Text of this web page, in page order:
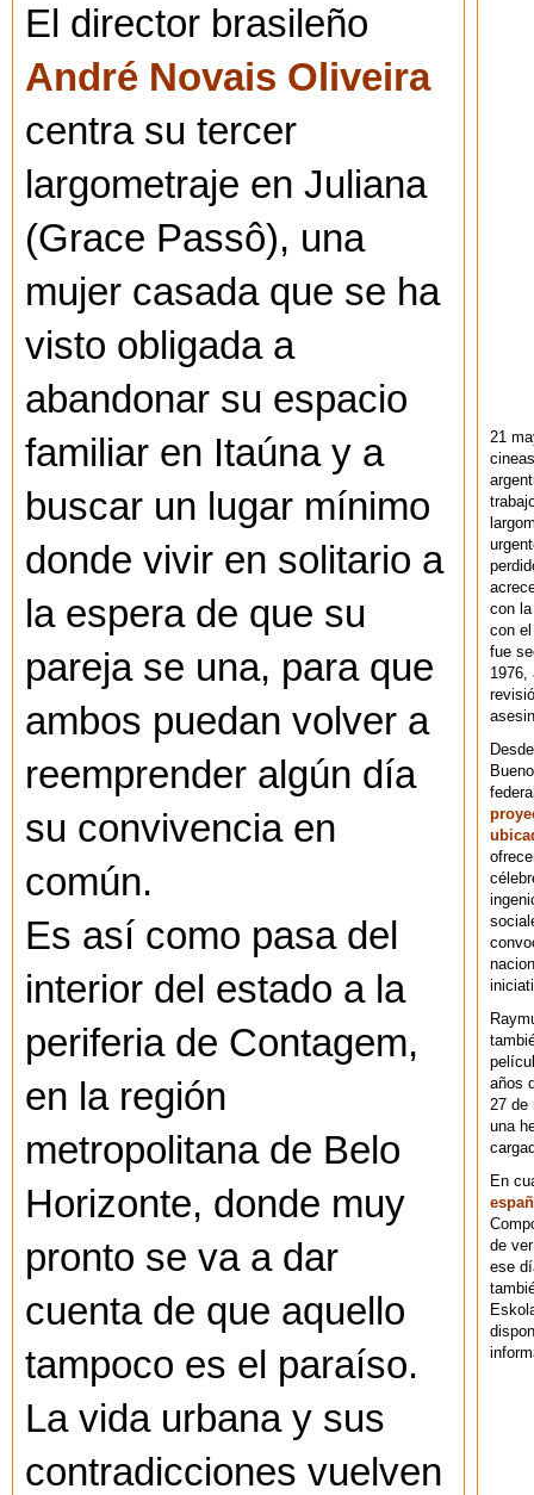
El director brasileño
André Novais Oliveira
centra su tercer
largometraje en Juliana
(Grace Passô), una
mujer casada que se ha
visto obligada a
abandonar su espacio
familiar en Itaúna y a
buscar un lugar mínimo
donde vivir en solitario a
la espera de que su
pareja se una, para que
ambos puedan volver a
reemprender algún día
su convivencia en
común.
Es así como pasa del
interior del estado a la
periferia de Contagem,
en la región
metropolitana de Belo
Horizonte, donde muy
pronto se va a dar
cuenta de que aquello
tampoco es el paraíso.
La vida urbana y sus
contradicciones vuelven
21
con
con
fue
1976,
años
27 de
una
En
de
ese